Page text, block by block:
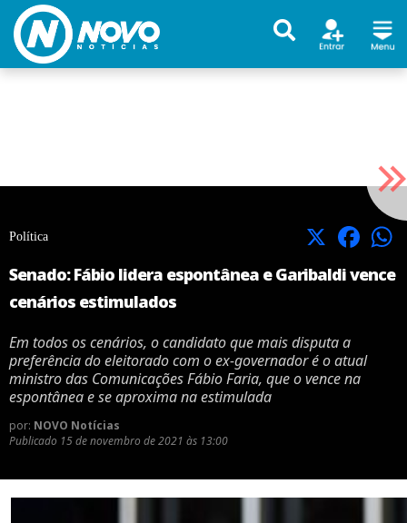
Política X Facebook
Senado: Fábio lidera espontânea e Garibaldi vence
cenários estimulados
Em todos os cenários, o candidato que mais disputa a
preferência do eleitorado com o ex-governador é o atual
ministro das Comunicações Fábio Faria, que o vence na
espontânea e se aproxima na estimulada
por: NOVO Notícias
Publicado 15 de novembro de 2021 às 13:00